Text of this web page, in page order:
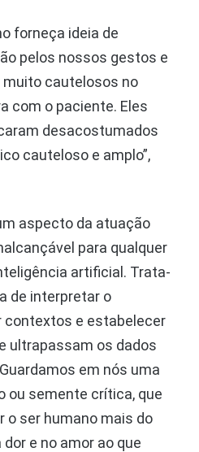
forneça ideia de
pelos nossos gestos e
cautelosos no
com o paciente. Eles
desacostumados
cauteloso e amplo”,
aspecto da atuação
para qualquer
artificial. Trata-
de interpretar o
contextos e estabelecer
ultrapassam os dados
em nós uma
ou semente crítica, que
o ser humano mais do
e no amor ao que